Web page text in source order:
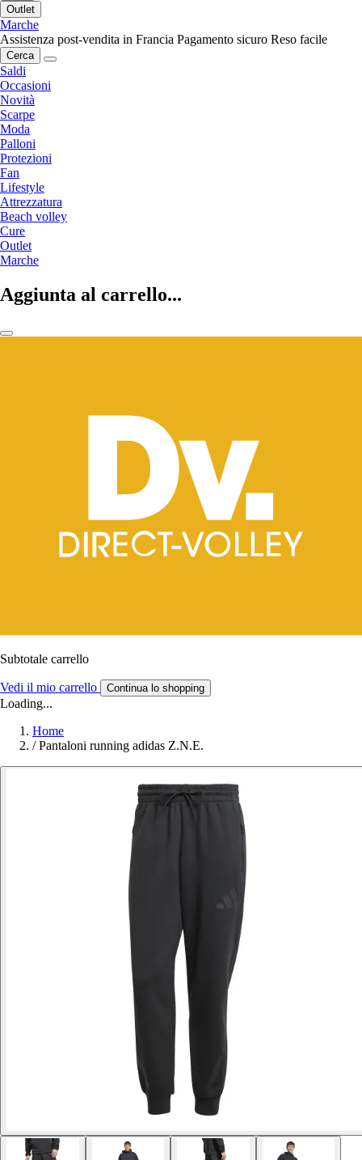
Outlet
Marche
Assistenza post-vendita in Francia Pagamento sicuro Reso facile
Cerca
Saldi
Occasioni
Novità
Scarpe
Moda
Palloni
Protezioni
Fan
Lifestyle
Attrezzatura
Beach volley
Cure
Outlet
Marche
Aggiunta al carrello...
Subtotale carrello
Vedi il mio carrello Continua lo shopping
Loading...
Home
/ Pantaloni running adidas Z.N.E.